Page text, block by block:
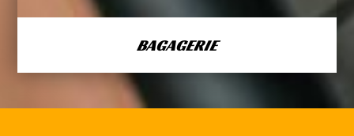
BAGAGERIE